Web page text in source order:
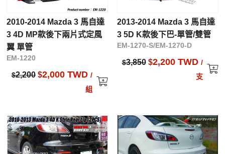
2010-2014 Mazda 3 馬自達
3 4D MP款後下兩片式定風
翼 單管
EM-1220
$2,200 $2,000 TWD /
組
2013-2014 Mazda 3 馬自達
3 5D K款後下巴-單管/雙管
EM-1270-S/EM-1270-D
$3,850 $2,200 TWD /
支